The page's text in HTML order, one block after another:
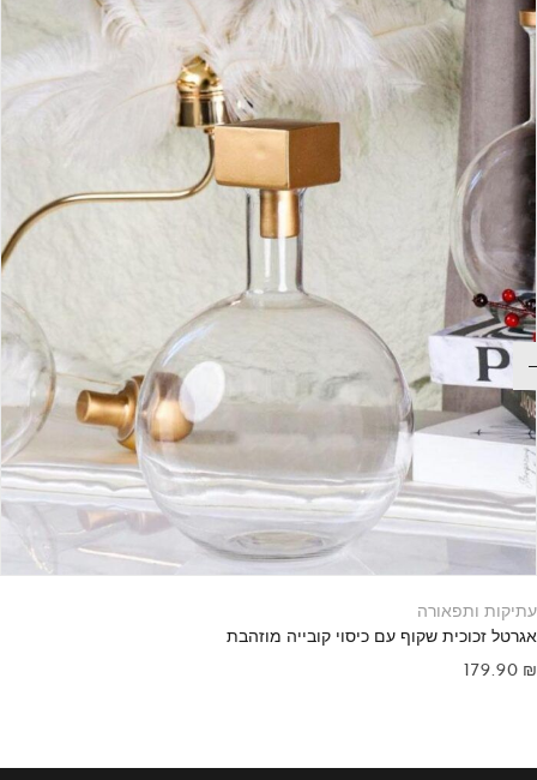
עתיקות ותפאורה
אגרטל זכוכית שקוף עם כיסוי קובייה מוזהבת
179.90 ₪